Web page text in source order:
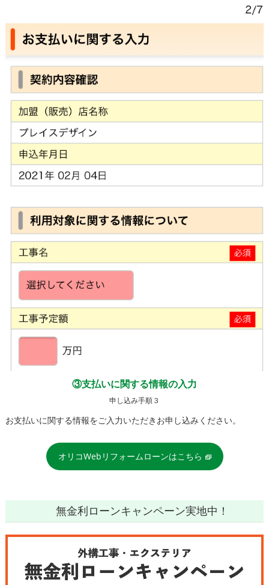
③支払いに関する情報の入力
申し込み手順３
お支払いに関する情報をご入力いただきお申し込みください。
オリコWebリフォームローンはこちら
無金利ローンキャンペーン実地中！